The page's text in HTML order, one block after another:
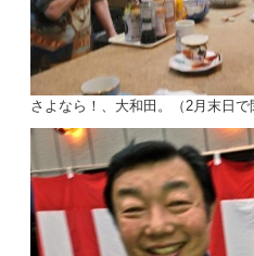
さよなら！、大和田。（2月末日で